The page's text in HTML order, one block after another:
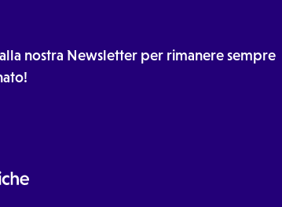
nostra Newsletter per rimanere sempre